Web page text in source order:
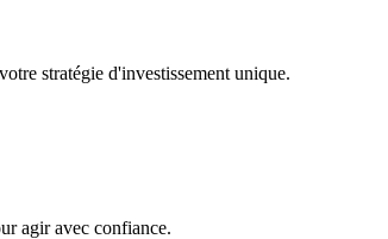
stratégie d'investissement unique.
agir avec confiance.